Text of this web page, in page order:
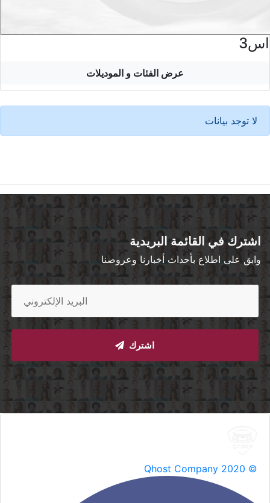
اس3
عرض الفئات و الموديلات
لا توجد بيانات
اشترك في القائمة البريدية
وابق على اطلاع بأحداث أخبارنا وعروضنا
اشترك
Qhost Company 2020 ©